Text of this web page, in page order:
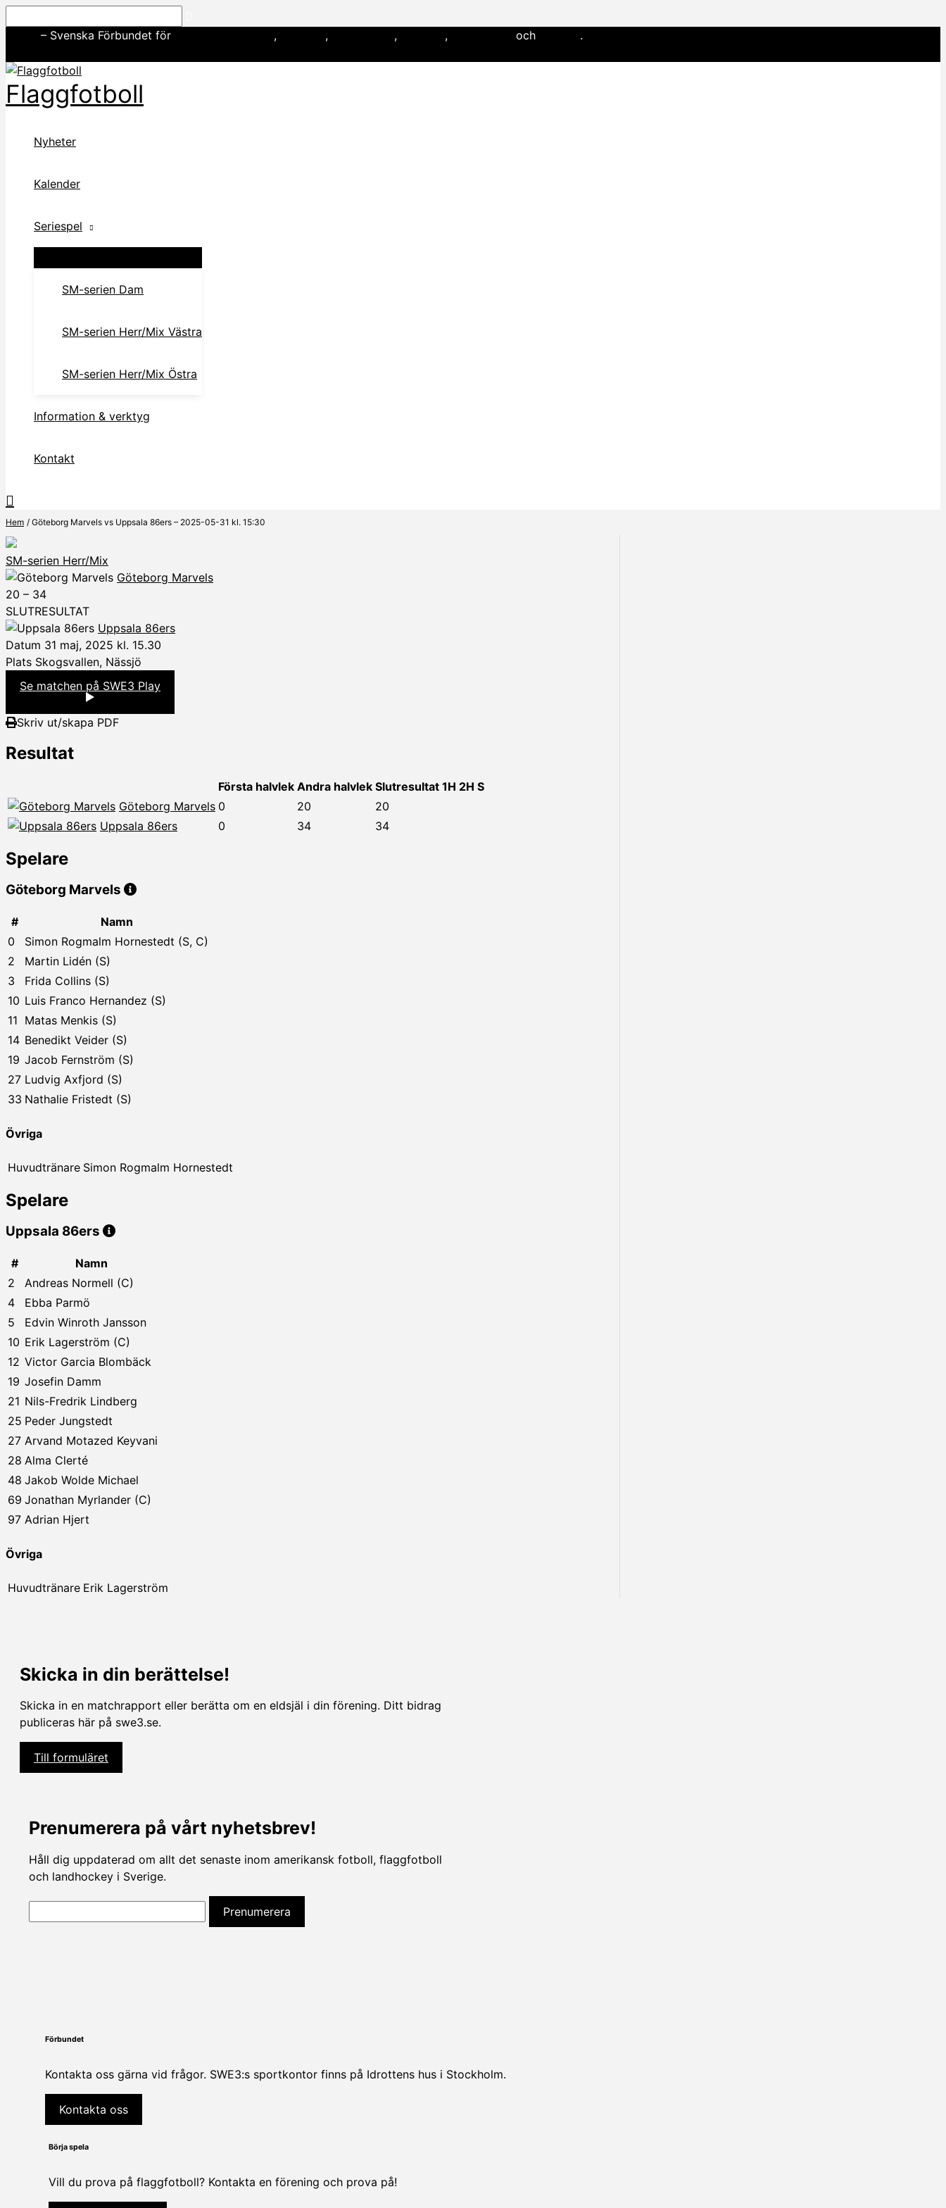
till
– Svenska Förbundet för , , , , och .
Flaggfotboll
Nyheter
Kalender
Seriespel
SM-serien Dam
SM-serien Herr/Mix Västra
SM-serien Herr/Mix Östra
Information & verktyg
Kontakt
Hem Göteborg Marvels vs Uppsala 86ers – 2025-05-31 kl. 15:30
SM-serien Herr/Mix
Göteborg Marvels
20 – 34
SLUTRESULTAT
Uppsala 86ers
Datum 31 maj, 2025 kl. 15.30
Plats Skogsvallen, Nässjö
Se matchen på SWE3 Play
Skriv ut/skapa PDF
Resultat
Första halvlek Andra halvlek Slutresultat 1H 2H S
Göteborg Marvels 0 20
20
Uppsala 86ers
0 34 34
Spelare
Göteborg Marvels
#
Namn
0
Simon Rogmalm Hornestedt (S, C)
2
Martin Lidén (S)
3
Frida Collins (S)
10 Luis Franco Hernandez (S)
11 Matas Menkis (S)
14 Benedikt Veider (S)
19 Jacob Fernström (S)
27 Ludvig Axfjord (S)
33 Nathalie Fristedt (S)
Övriga
Huvudtränare Simon Rogmalm Hornestedt
Spelare
Uppsala 86ers
#
Namn
2
Andreas Normell (C)
4
Ebba Parmö
5
Edvin Winroth Jansson
10 Erik Lagerström (C)
12 Victor Garcia Blombäck
19 Josefin Damm
21 Nils-Fredrik Lindberg
25 Peder Jungstedt
27 Arvand Motazed Keyvani
28 Alma Clerté
48 Jakob Wolde Michael
69 Jonathan Myrlander (C)
97 Adrian Hjert
Övriga
Huvudtränare Erik Lagerström
Skicka in din berättelse!
Skicka in en matchrapport eller berätta om en eldsjäl i din förening. Ditt bidrag
publiceras här på swe3.se.
Till formuläret
Prenumerera på vårt nyhetsbrev!
Håll dig uppdaterad om allt det senaste inom amerikansk fotboll, flaggfotboll
och landhockey i Sverige.
Förbundet
Kontakta oss gärna vid frågor. SWE3:s sportkontor finns på Idrottens hus i Stockholm.
Kontakta oss
Börja spela
Vill du prova på flaggfotboll? Kontakta en förening och prova på!